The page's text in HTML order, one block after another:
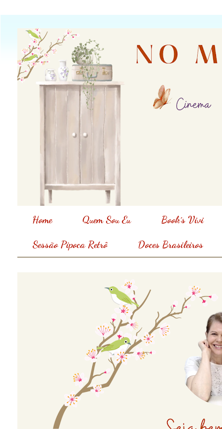
Home Quem Sou Eu Book´s Vivi
Sessão Pipoca Retrô Doces Brasileiros